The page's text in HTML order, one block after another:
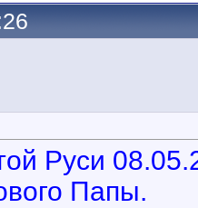
Руси
Папы.